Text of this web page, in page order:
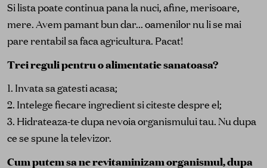
Si lista poate continua pana la nuci, afine, merisoare,
mere. Avem pamant bun dar... oamenilor nu li se mai
pare rentabil sa faca agricultura. Pacat!
Trei reguli pentru o alimentatie sanatoasa?
1. Invata sa gatesti acasa;
2. Intelege fiecare ingredient si citeste despre el;
3. Hidrateaza-te dupa nevoia organismului tau. Nu dupa
ce se spune la televizor.
Cum putem sa ne revitaminizam organismul, dupa